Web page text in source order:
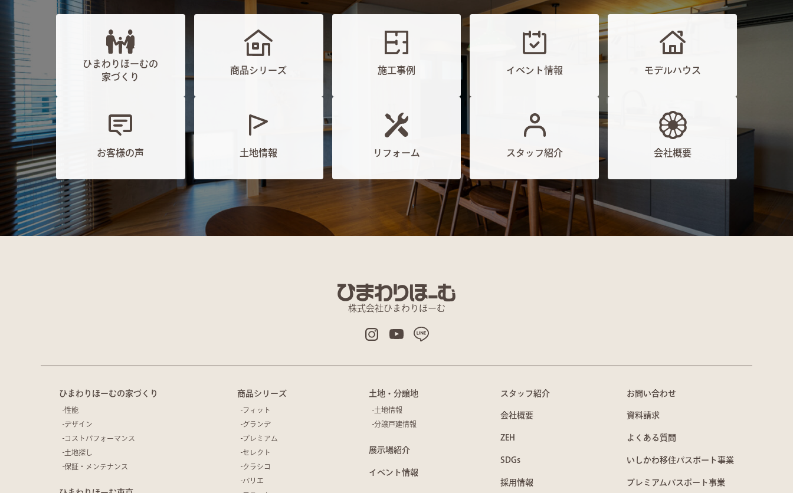
ひまわりほーむの
家づくり
商品シリーズ 施工事例 イベント情報 モデルハウス
お客様の声 土地情報 リフォーム スタッフ紹介 会社概要
株式会社ひまわりほーむ
ひまわりほーむの家づくり
性能
デザイン
コストパフォーマンス
土地探し
保証・メンテナンス
商品シリーズ
フィット
グランデ
プレミアム
セレクト
クラシコ
バリエ
土地・分譲地
土地情報
分譲戸建情報
展示場紹介
イベント情報
スタッフ紹介
会社概要
ZEH
SDGs
採用情報
お問い合わせ
資料請求
よくある質問
いしかわ移住パスポート事業
プレミアムパスポート事業